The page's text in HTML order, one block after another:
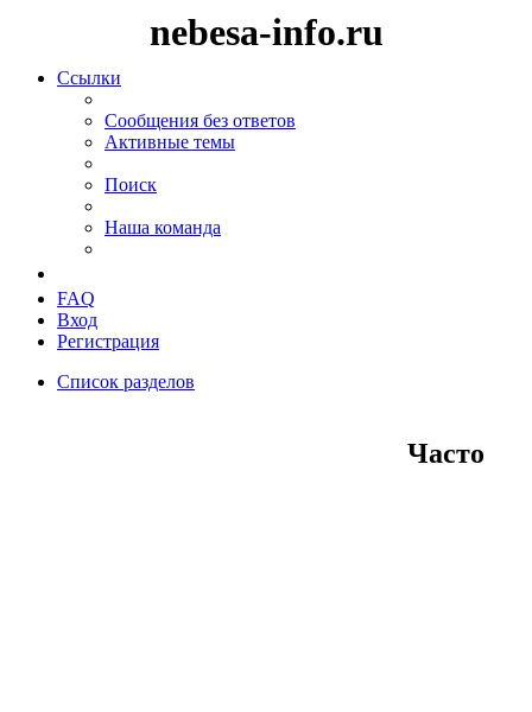
nebesa-info.ru
Ссылки
Сообщения без ответов
Активные темы
Поиск
Наша команда
FAQ
Вход
Регистрация
Список разделов
Часто